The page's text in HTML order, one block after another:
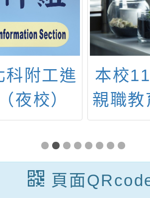
科附工進
夜校）
度免試
生訊息
本校
親職
意見
頁面